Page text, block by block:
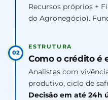
Recursos próprios +
do Agronegócio).
02
ESTRUTURA
Como o crédito é
Analistas com
produtivo, ciclo de
Decisão em até 24h